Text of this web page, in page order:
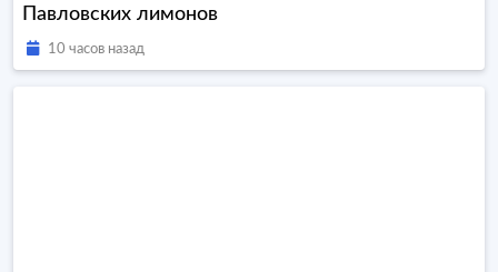
Павловских лимонов
10 часов назад